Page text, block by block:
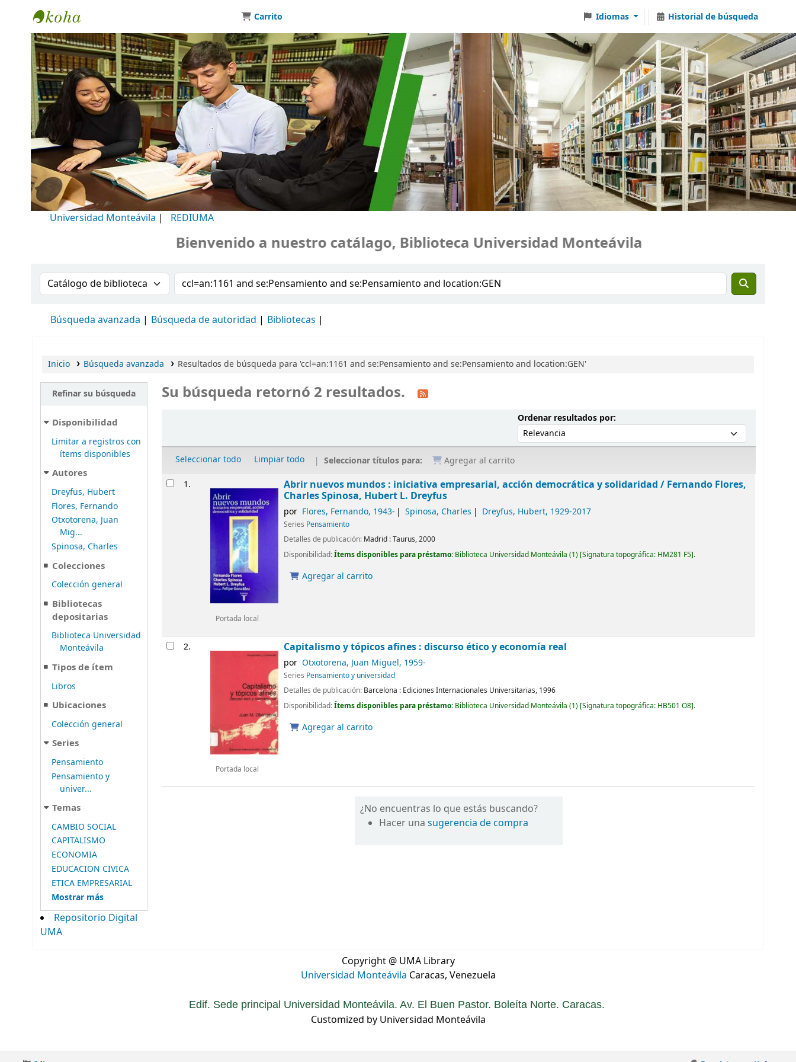
Biblioteca Universidad Monteávila
Carrito Idiomas Historial de búsqueda
Universidad Monteávila | REDIUMA
Bienvenido a nuestro catálago, Biblioteca Universidad Monteávila
Buscar en el catálogo por:Buscar en el catálogo
Búsqueda avanzada Búsqueda de autoridad Bibliotecas
Inicio Búsqueda avanzada Resultados de búsqueda para 'ccl=an:1161 and se:Pensamiento and se:Pensamiento and location:GEN'
Refinar su búsqueda
Disponibilidad
Limitar a registros con
ítems disponibles
Autores
Dreyfus, Hubert
Flores, Fernando
Otxotorena, Juan
Mig...
Spinosa, Charles
Colecciones
Colección general
Bibliotecas
depositarias
Biblioteca Universidad
Monteávila
Tipos de ítem
Libros
Ubicaciones
Colección general
Series
Pensamiento
Pensamiento y
univer...
Temas
CAMBIO SOCIAL
CAPITALISMO
ECONOMIA
EDUCACION CIVICA
ETICA EMPRESARIAL
Mostrar más
Repositorio Digital
UMA
Su búsqueda retornó 2 resultados.
Ordenar resultados por:Ordenar por:
Seleccionar todo Limpiar todo Seleccionar títulos para: Agregar al carrito
Resultados
1.
Portada local
Abrir nuevos mundos : iniciativa empresarial, acción democrática y solidaridad / Fernando Flores,
Charles Spinosa, Hubert L. Dreyfus
por Flores, Fernando, 1943- Spinosa, Charles Dreyfus, Hubert, 1929-2017
Series Pensamiento
Detalles de publicación: Madrid :Taurus,2000
Disponibilidad:Ítems disponibles para préstamo: Biblioteca Universidad Monteávila (1) Signatura topográfica: HM281 F5 .
Agregar al carrito
2.
Portada local
Capitalismo y tópicos afines : discurso ético y economía real
por Otxotorena, Juan Miguel, 1959-
Series Pensamiento y universidad
Detalles de publicación: Barcelona : Ediciones Internacionales Universitarias, 1996
Disponibilidad:Ítems disponibles para préstamo: Biblioteca Universidad Monteávila (1) Signatura topográfica: HB501 O8 .
Agregar al carrito
¿No encuentras lo que estás buscando?
Hacer unasugerencia de compra
Copyright @ UMA Library
Universidad Monteávila Caracas, Venezuela
Edif. Sede principal Universidad Monteávila. Av. El Buen Pastor. Boleíta Norte. Caracas.
Customized by Universidad Monteávila